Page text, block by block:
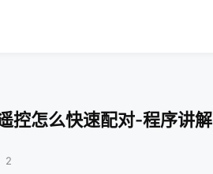
控怎么快速配对-程序讲解
2